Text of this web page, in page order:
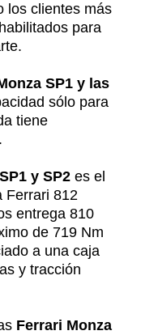
los clientes más
para
SP1 y las
sólo para
tiene
y SP2 es el
Ferrari 812
entrega 810
de 719 Nm
a una caja
y tracción
Ferrari Monza